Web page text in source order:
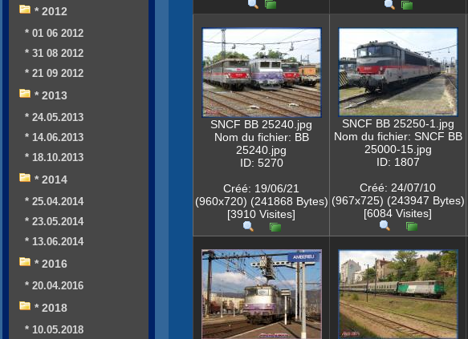
SNCF BB 25240.jpg
Nom du fichier: BB
25240.jpg
ID: 5270
Créé: 19/06/21
(960x720) (241868 Bytes)
[3910 Visites]
SNCF BB 25250-1.jpg
Nom du fichier: SNCF BB
25000-15.jpg
ID: 1807
Créé: 24/07/10
(967x725) (243947 Bytes)
[6084 Visites]
* 2012
* 01 06 2012
* 31 08 2012
* 21 09 2012
* 2013
* 24.05.2013
* 14.06.2013
* 18.10.2013
* 2014
* 25.04.2014
* 23.05.2014
* 13.06.2014
* 2016
* 20.04.2016
* 2018
* 10.05.2018